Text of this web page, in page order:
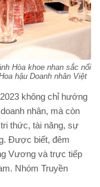
Hòa khoe nhan sắc nổi
hậu Doanh nhân Việt
không chỉ hướng
nhân, mà còn
thức, tài năng, sự
Được biết, đêm
Vương và trực tiếp
Nhóm Truyền